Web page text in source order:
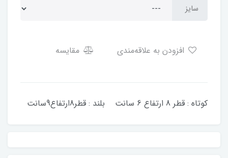
سایز
مقایسه
کوتاه : قطر 8 ارتفاع 6 سانت بلند : قطر8ارتفاع9سانت